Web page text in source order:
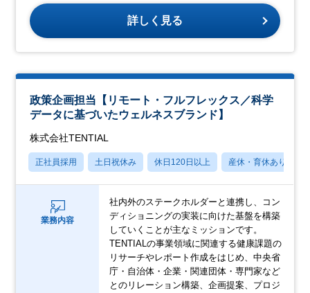
詳しく見る
政策企画担当【リモート・フルフレックス／科学
データに基づいたウェルネスブランド】
株式会社TENTIAL
正社員採用 土日祝休み 休日120日以上 産休・育休あり
業務内容
社内外のステークホルダーと連携し、コン
ディショニングの実装に向けた基盤を構築
していくことが主なミッションです。
TENTIALの事業領域に関連する健康課題の
リサーチやレポート作成をはじめ、中央省
庁・自治体・企業・関連団体・専門家など
とのリレーション構築、企画提案、プロジ